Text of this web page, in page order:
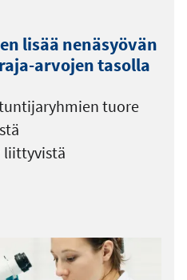
lisää nenäsyövän
arvojen tasolla
tuore
liittyvistä